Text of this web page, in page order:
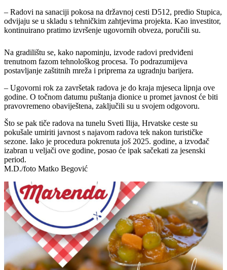
– Radovi na sanaciji pokosa na državnoj cesti D512, predio Stupica,
odvijaju se u skladu s tehničkim zahtjevima projekta. Kao investitor,
kontinuirano pratimo izvršenje ugovornih obveza, poručili su.
Na gradilištu se, kako napominju, izvode radovi predviđeni
trenutnom fazom tehnološkog procesa. To podrazumijeva
postavljanje zaštitnih mreža i priprema za ugradnju barijera.
– Ugovorni rok za završetak radova je do kraja mjeseca lipnja ove
godine. O točnom datumu puštanja dionice u promet javnost će biti
pravovremeno obaviještena, zaključili su u svojem odgovoru.
Što se pak tiče radova na tunelu Sveti Ilija, Hrvatske ceste su
pokušale umiriti javnost s najavom radova tek nakon turističke
sezone. Iako je procedura pokrenuta još 2025. godine, a izvođač
izabran u veljači ove godine, posao će ipak sačekati za jesenski
period.
M.D./foto Matko Begović